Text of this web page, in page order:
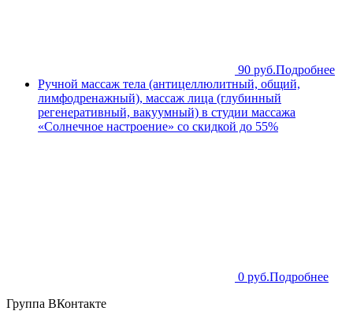
90 руб.Подробнее
Ручной массаж тела (антицеллюлитный, общий,
лимфодренажный), массаж лица (глубинный
регенеративный, вакуумный) в студии массажа
«Солнечное настроение» со скидкой до 55%
0 руб.Подробнее
Группа ВКонтакте